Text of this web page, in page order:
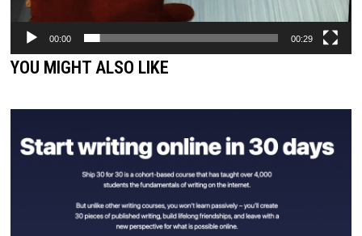
00:00 00:29
YOU MIGHT ALSO LIKE